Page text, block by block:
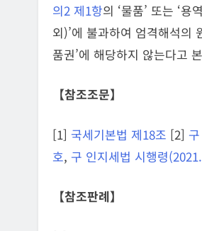
의2 제1항의 ‘물품’ 또는 ‘
외)’에 불과하여 엄격해석의
품권’에 해당하지 않는다고
【참조조문】
[1] 국세기본법 제18조 [2]
호, 구 인지세법 시행령
【참조판례】